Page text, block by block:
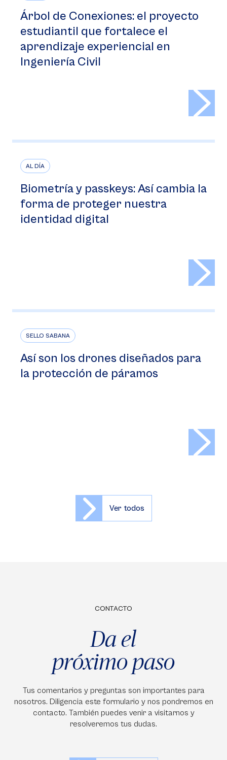
Árbol de Conexiones: el proyecto
estudiantil que fortalece el
aprendizaje experiencial en
Ingeniería Civil
AL DÍA
Biometría y passkeys: Así cambia la
forma de proteger nuestra
identidad digital
SELLO SABANA
Así son los drones diseñados para
la protección de páramos
Ver todos
CONTACTO
Da el
próximo paso
Tus comentarios y preguntas son importantes para
nosotros. Diligencia este formulario y nos pondremos en
contacto. También puedes venir a visitarnos y
resolveremos tus dudas.